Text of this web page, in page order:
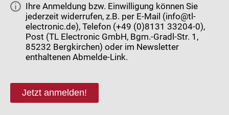
Ihre Anmeldung bzw. Einwilligung können Sie
jederzeit widerrufen, z.B. per E-Mail (info@tl-
electronic.de), Telefon (+49 (0)8131 33204-0),
Post (TL Electronic GmbH, Bgm.-Gradl-Str. 1,
85232 Bergkirchen) oder im Newsletter
enthaltenen Abmelde-Link.
Jetzt anmelden!